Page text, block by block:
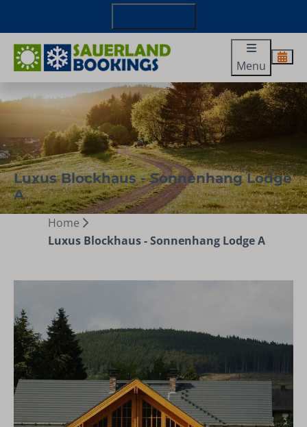
Menu
Luxus Blockhaus - Sonnenhang Lodge
A
Home
Luxus Blockhaus - Sonnenhang Lodge A